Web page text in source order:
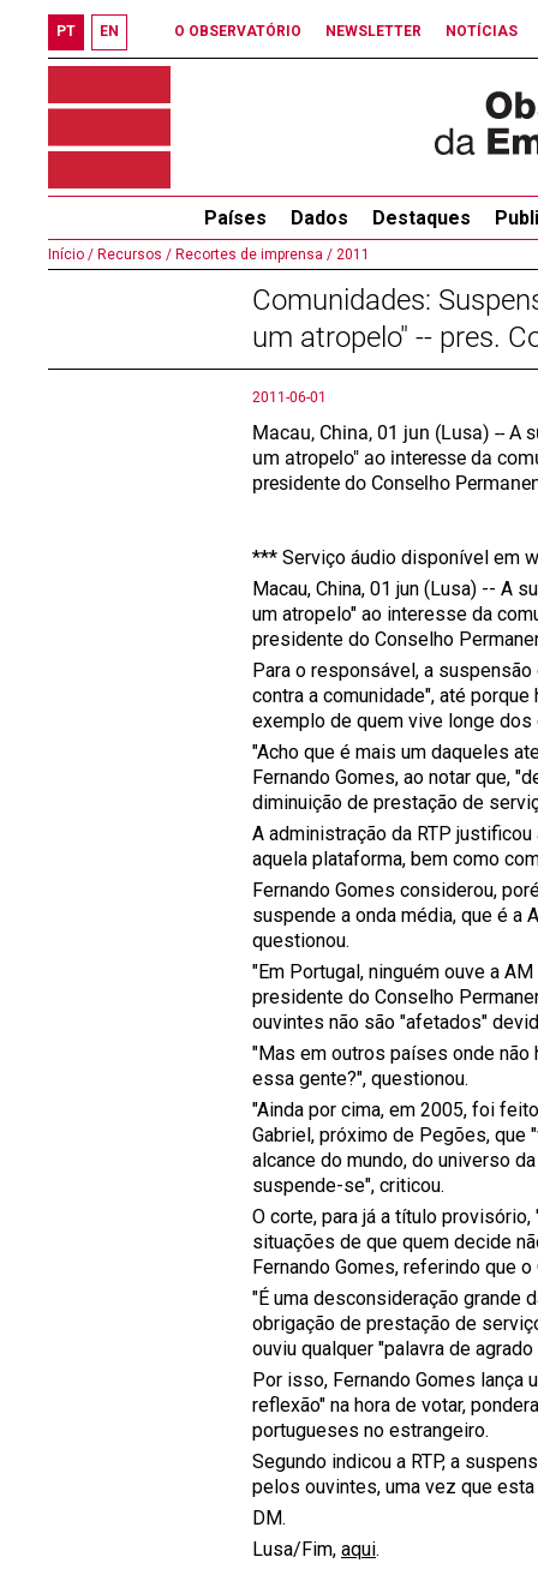
PT EN O OBSERVATÓRIO NEWSLETTER NOTÍCIAS
Países Dados Destaques
Início / Recursos / Recortes de imprensa / 2011
Comunidades:
um atropelo" -- pres.
2011-06-01
Macau, China, 01 jun (Lusa) -- A
um atropelo" ao interesse da
presidente do Conselho
*** Serviço áudio disponível em
Macau, China, 01 jun (Lusa) -- A
um atropelo" ao interesse da
presidente do Conselho
Para o responsável, a
contra a comunidade", até
exemplo de quem vive longe
"Acho que é mais um daqueles
Fernando Gomes, ao notar que,
diminuição de prestação de
A administração da RTP
aquela plataforma, bem como
Fernando Gomes considerou,
suspende a onda média, que é a
questionou.
"Em Portugal, ninguém ouve a
presidente do Conselho
ouvintes não são "afetados"
"Mas em outros países onde não
essa gente?", questionou.
"Ainda por cima, em 2005, foi
Gabriel, próximo de Pegões, que
alcance do mundo, do universo
suspende-se", criticou.
O corte, para já a título
situações de que quem decide
Fernando Gomes, referindo que
"É uma desconsideração grande
obrigação de prestação de
ouviu qualquer "palavra de
Por isso, Fernando Gomes lança
reflexão" na hora de votar,
portugueses no estrangeiro.
Segundo indicou a RTP, a
pelos ouvintes, uma vez que
DM.
Lusa/Fim, aqui.